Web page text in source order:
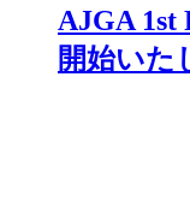
AJGA 1st
開始いた